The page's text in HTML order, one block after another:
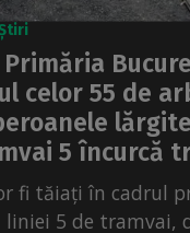
celor 55 de
5 încurcă
fi tăiați în cadrul
5 de tramvai,